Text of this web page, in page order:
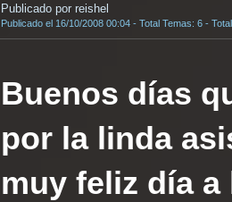
Publicado por reishel
Publicado el 16/10/2008 00:04 - Total Temas: 6 -
Buenos días
por la linda
muy feliz día a